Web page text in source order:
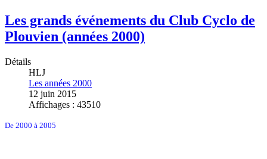
Les grands événements du Club Cyclo de
Plouvien (années 2000)
Détails
HLJ
Les années 2000
12 juin 2015
Affichages : 43510
De 2000 à 2005